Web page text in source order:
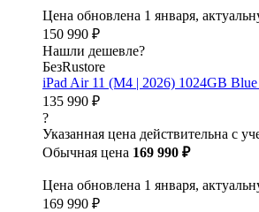
Цена обновлена 1 января,
150 990 ₽
Нашли дешевле?
БезRustore
iPad Air 11 (M4 | 2026) 1024GB
135 990 ₽
?
Указанная цена действительна с
Обычная цена 169 990 ₽
Цена обновлена 1 января,
169 990 ₽